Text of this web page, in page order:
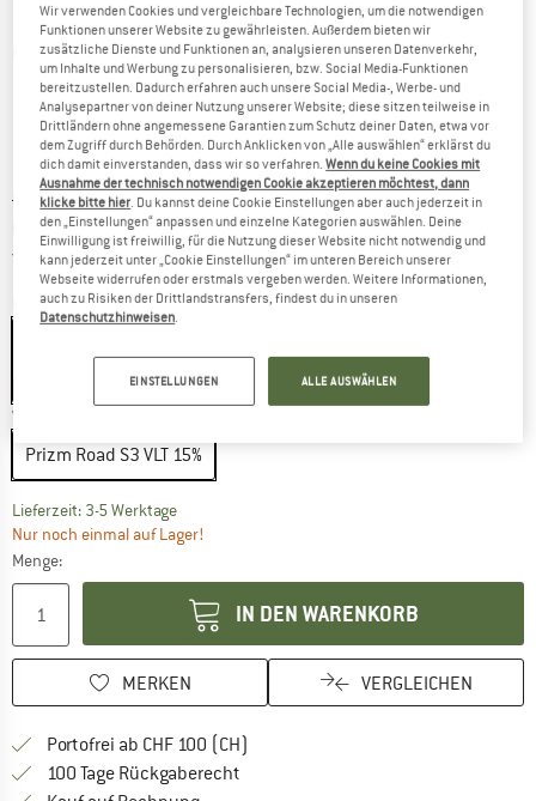
Detailansichten
Ursprünglicher Preis :
CHF317.95
Preis:
CHF254.36 inkl. MwSt., zollfreie Lieferung
Versandkostenfrei(CH)Schweiz. Informationen zu den
Farbe:Matte Gunmetal
Variante:
Prizm Road S3 VLT 15%
Lieferzeit: 3-5 WerktageDer Link öffnet sich in einer Infobox und
Nur noch einmal auf Lager!
Menge:
IN DEN WARENKORB
MERKEN VERGLEICHEN
Portofrei ab CHF 100 (CH)
100 Tage Rückgaberecht
Wir verwenden Cookies und vergleichbare Technologien, um die notwendigen
Funktionen unserer Website zu gewährleisten. Außerdem bieten wir
zusätzliche Dienste und Funktionen an, analysieren unseren Datenverkehr,
um Inhalte und Werbung zu personalisieren, bzw. Social Media-Funktionen
bereitzustellen. Dadurch erfahren auch unsere Social Media-, Werbe- und
Analysepartner von deiner Nutzung unserer Website; diese sitzen teilweise in
Drittländern ohne angemessene Garantien zum Schutz deiner Daten, etwa vor
dem Zugriff durch Behörden. Durch Anklicken von „Alle auswählen“ erklärst du
dich damit einverstanden, dass wir so verfahren.Wenn du keine Cookies mit
Ausnahme der technisch notwendigen Cookie akzeptieren möchtest, dann
klicke bitte hier. Du kannst deine Cookie Einstellungen aber auch jederzeit in
den „Einstellungen“ anpassen und einzelne Kategorien auswählen. Deine
Einwilligung ist freiwillig, für die Nutzung dieser Website nicht notwendig und
kann jederzeit unter „Cookie Einstellungen“ im unteren Bereich unserer
Webseite widerrufen oder erstmals vergeben werden. Weitere Informationen,
auch zu Risiken der Drittlandstransfers, findest du in unseren
Datenschutzhinweisen.
EINSTELLUNGEN ALLE AUSWÄHLEN